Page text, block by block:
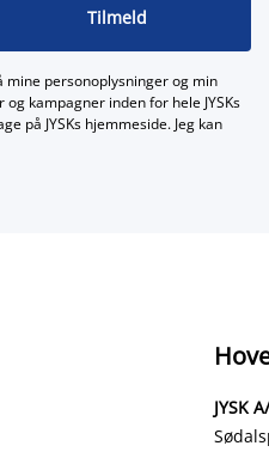
Tilmeld
mine personoplysninger og min
kampagner inden for hele JYSKs
på JYSKs hjemmeside. Jeg kan
JYSK